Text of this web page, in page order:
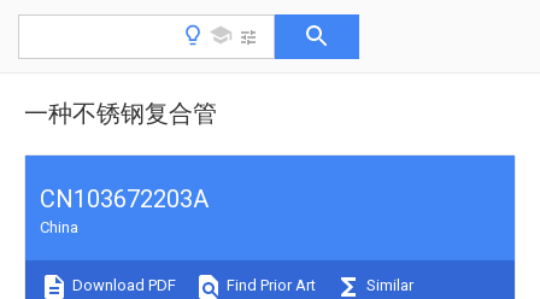
一种不锈钢复合管
CN103672203A
China
Download PDF Find Prior Art Similar